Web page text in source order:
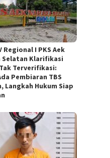
Regional I PKS Aek
Selatan Klarifikasi
Terverifikasi:
Pembiaran TBS
Langkah Hukum Siap